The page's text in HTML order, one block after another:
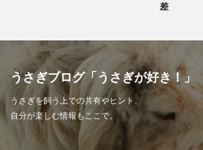
差
うさぎブログ「うさぎが好き！」
うさぎを飼う上での共有やヒント、
自分が楽しむ情報もここで。